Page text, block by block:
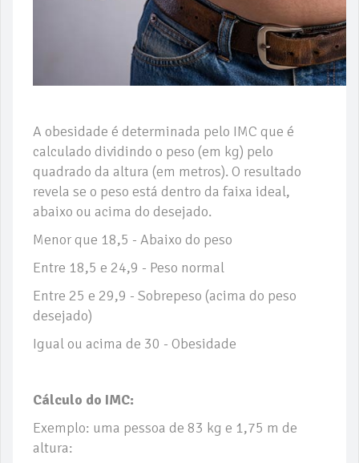
A obesidade é determinada pelo IMC que é
calculado dividindo o peso (em kg) pelo
quadrado da altura (em metros). O resultado
revela se o peso está dentro da faixa ideal,
abaixo ou acima do desejado.
Menor que 18,5 - Abaixo do peso
Entre 18,5 e 24,9 - Peso normal
Entre 25 e 29,9 - Sobrepeso (acima do peso
desejado)
Igual ou acima de 30 - Obesidade
Cálculo do IMC:
Exemplo: uma pessoa de 83 kg e 1,75 m de
altura: